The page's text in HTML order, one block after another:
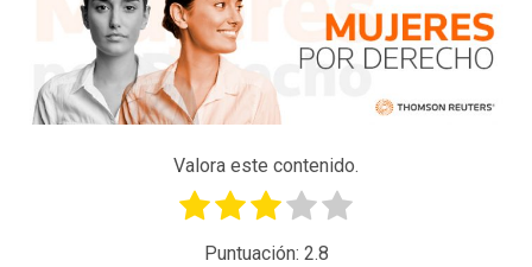
Valora este contenido.
Puntuación: 2.8